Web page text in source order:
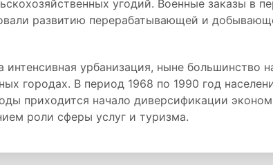
угодий. Военные заказы в
развитию перерабатывающей и
урбанизация, ныне большинство
городах. В период 1968 по 1990 год
приходится начало диверсификации
роли сферы услуг и туризма.